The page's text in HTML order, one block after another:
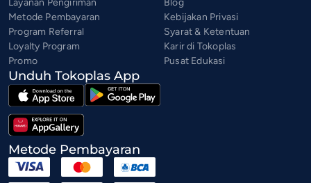
Layanan Pengiriman
Metode Pembayaran
Program Referral
Loyalty Program
Promo
Blog
Kebijakan Privasi
Syarat & Ketentuan
Karir di Tokoplas
Pusat Edukasi
Unduh Tokoplas App
Metode Pembayaran